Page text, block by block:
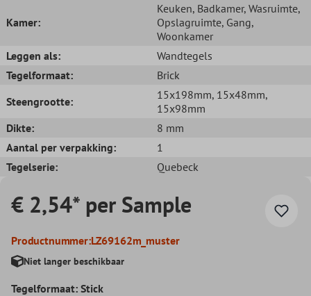
Kamer:
Keuken, Badkamer, Wasruimte,
Opslagruimte, Gang,
Woonkamer
Leggen als:
Wandtegels
Tegelformaat:
Brick
Steengrootte:
15x198mm, 15x48mm,
15x98mm
Dikte:
8 mm
Aantal per verpakking:
1
Tegelserie:
Quebeck
€ 2,54* per Sample
Productnummer:LZ69162m_muster
Niet langer beschikbaar
Tegelformaat: Stick